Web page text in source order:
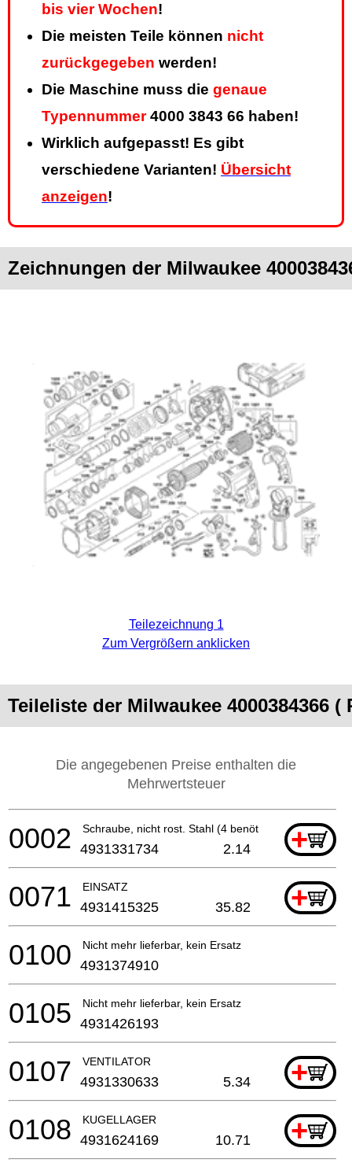
bis vier Wochen!
Die meisten Teile können nicht
zurückgegeben werden!
Die Maschine muss die genaue
Typennummer4000 3843 66 haben!
Wirklich aufgepasst! Es gibt
verschiedene Varianten! Übersicht
anzeigen!
Zeichnungen der Milwaukee
Teilezeichnung 1
Zum Vergrößern anklicken
Teileliste der Milwaukee 4000384366 (
Die angegebenen Preise enthalten die
Mehrwertsteuer
Schraube, nicht rost. Stahl (4 benötigt) +
0002 4931331734 2.14
EINSATZ +
0071 4931415325 35.82
Nicht mehr lieferbar, kein Ersatz
0100 4931374910
Nicht mehr lieferbar, kein Ersatz
0105 4931426193
VENTILATOR +
0107 4931330633 5.34
KUGELLAGER +
0108 4931624169 10.71